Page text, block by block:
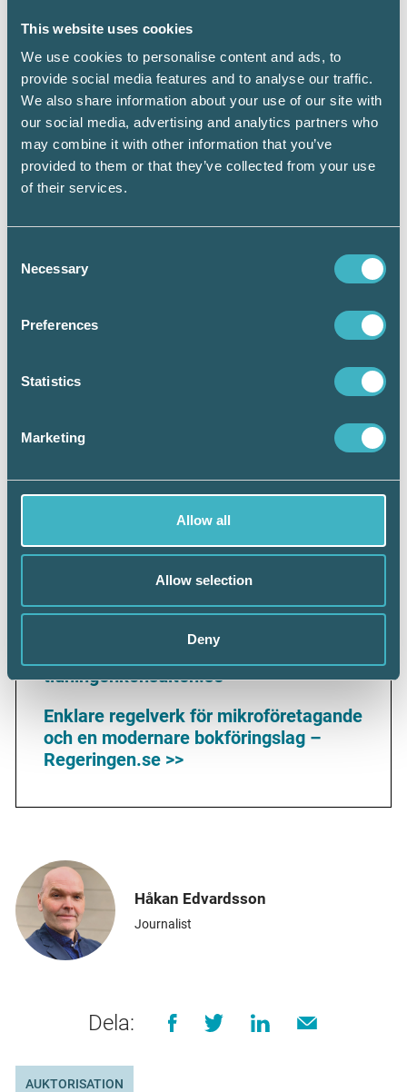
This website uses cookies
We use cookies to personalise content and ads, to
provide social media features and to analyse our traffic.
We also share information about your use of our site with
our social media, advertising and analytics partners who
may combine it with other information that you’ve
provided to them or that they’ve collected from your use
of their services.
Selection
Necessary
Preferences
Statistics
Marketing
Allow all
Allow selection
Deny
Maria Albanese, redovisningsexpert, tar gärna emot fler
inspel från medlemmarna under utredningsarbetet.
Foto: Malin Sydne
Utreda och lämna förslag till
mikroföretag.
Överväga och föreslå åtgärder för att
förenkla och modernisera
Se över revisorns oberoende vid
Viktig input till regeringens utredning –
tidningenkonsulten.se >>
Enklare regelverk för mikroföretagande
och en modernare bokföringslag –
Regeringen.se >>
Håkan Edvardsson
Journalist
Dela:
AUKTORISATION